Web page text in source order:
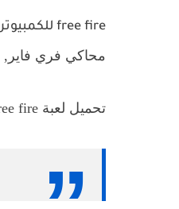
free fire للكمبيوتر,
محاكي فري فاير,
تحميل لعبة free fire للكمبيوتر برابط مباشر 2021